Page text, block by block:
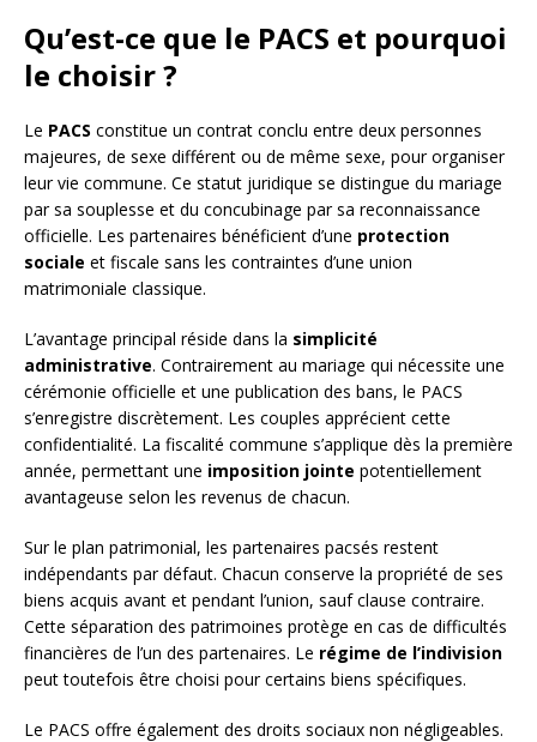
Qu’est-ce que le PACS et pourquoi
le choisir ?
Le PACS constitue un contrat conclu entre deux personnes
majeures, de sexe différent ou de même sexe, pour organiser
leur vie commune. Ce statut juridique se distingue du mariage
par sa souplesse et du concubinage par sa reconnaissance
officielle. Les partenaires bénéficient d’une protection
sociale et fiscale sans les contraintes d’une union
matrimoniale classique.
L’avantage principal réside dans la simplicité
administrative. Contrairement au mariage qui nécessite une
cérémonie officielle et une publication des bans, le PACS
s’enregistre discrètement. Les couples apprécient cette
confidentialité. La fiscalité commune s’applique dès la première
année, permettant une imposition jointe potentiellement
avantageuse selon les revenus de chacun.
Sur le plan patrimonial, les partenaires pacsés restent
indépendants par défaut. Chacun conserve la propriété de ses
biens acquis avant et pendant l’union, sauf clause contraire.
Cette séparation des patrimoines protège en cas de difficultés
financières de l’un des partenaires. Le régime de l’indivision
peut toutefois être choisi pour certains biens spécifiques.
Le PACS offre également des droits sociaux non négligeables.